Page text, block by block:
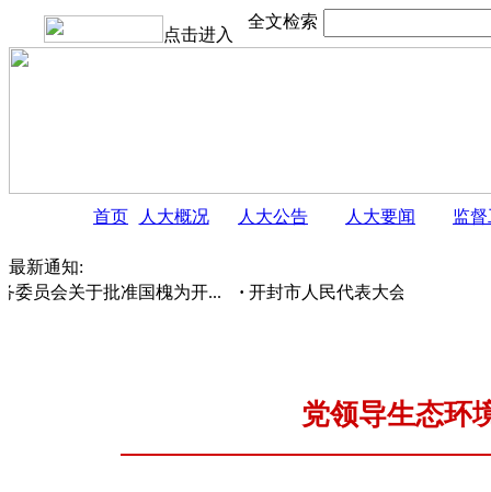
点击进入
全文检索
首页 人大概况 人大公告 人大要闻 监
最新通知:
员会关于批准国槐为开...
开封市人民代表大会常务委员会
党领导生态环